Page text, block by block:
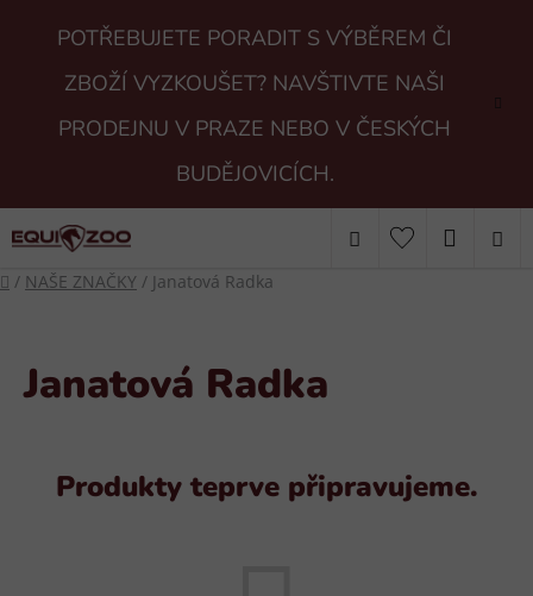
POTŘEBUJETE PORADIT S VÝBĚREM ČI
ZBOŽÍ VYZKOUŠET? NAVŠTIVTE NAŠI
PRODEJNU V PRAZE NEBO V ČESKÝCH
BUDĚJOVICÍCH.
Hledat
Domů
/ NAŠE ZNAČKY / Janatová Radka
Janatová Radka
Produkty teprve připravujeme.